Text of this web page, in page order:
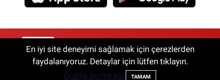
RSS Copyright © 2026. Her hakkı saklıdır.
Haber Yazılımı:TE Bilişim
En iyi site deneyimi sağlamak için çerezlerden
faydalanıyoruz. Detaylar için lütfen tıklayın.
Gizlilik politikası
TAMAM